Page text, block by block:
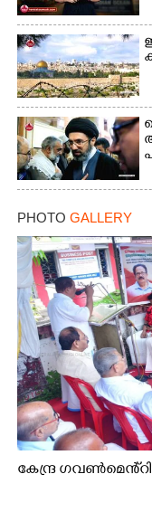
PHOTO GALLERY
കേന്ദ്ര